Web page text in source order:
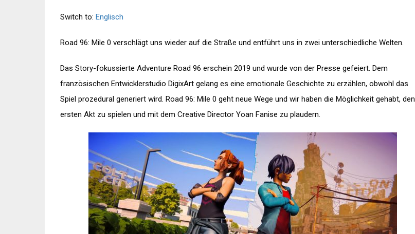
Switch to: Englisch
Road 96: Mile 0 verschlägt uns wieder auf die Straße und entführt uns in zwei unterschiedliche Welten.
Das Story-fokussierte Adventure Road 96 erschein 2019 und wurde von der Presse gefeiert. Dem
französischen Entwicklerstudio DigixArt gelang es eine emotionale Geschichte zu erzählen, obwohl das
Spiel prozedural generiert wird. Road 96: Mile 0 geht neue Wege und wir haben die Möglichkeit gehabt, den
ersten Akt zu spielen und mit dem Creative Director Yoan Fanise zu plaudern.